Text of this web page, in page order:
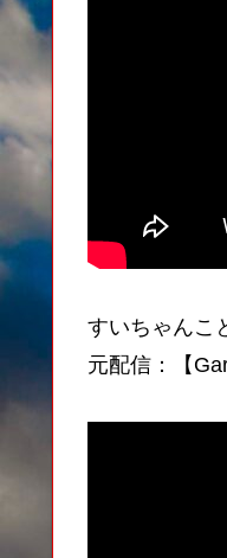
すいちゃんこ
元配信：【